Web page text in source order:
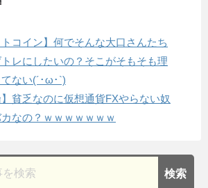
トコイン】何でそんな大口さんたち
レにしたいの？そこがそもそも理
ない(´･ω･`)
】貧乏なのに仮想通貨FXやらない奴
なの？ｗｗｗｗｗｗｗ